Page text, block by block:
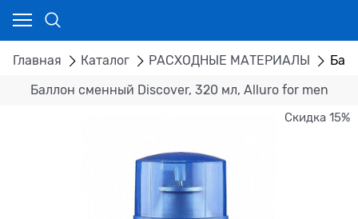
Главная Каталог РАСХОДНЫЕ МАТЕРИАЛЫ
Баллон сменный Discover, 320 мл, Alluro for men
Скидка 15%